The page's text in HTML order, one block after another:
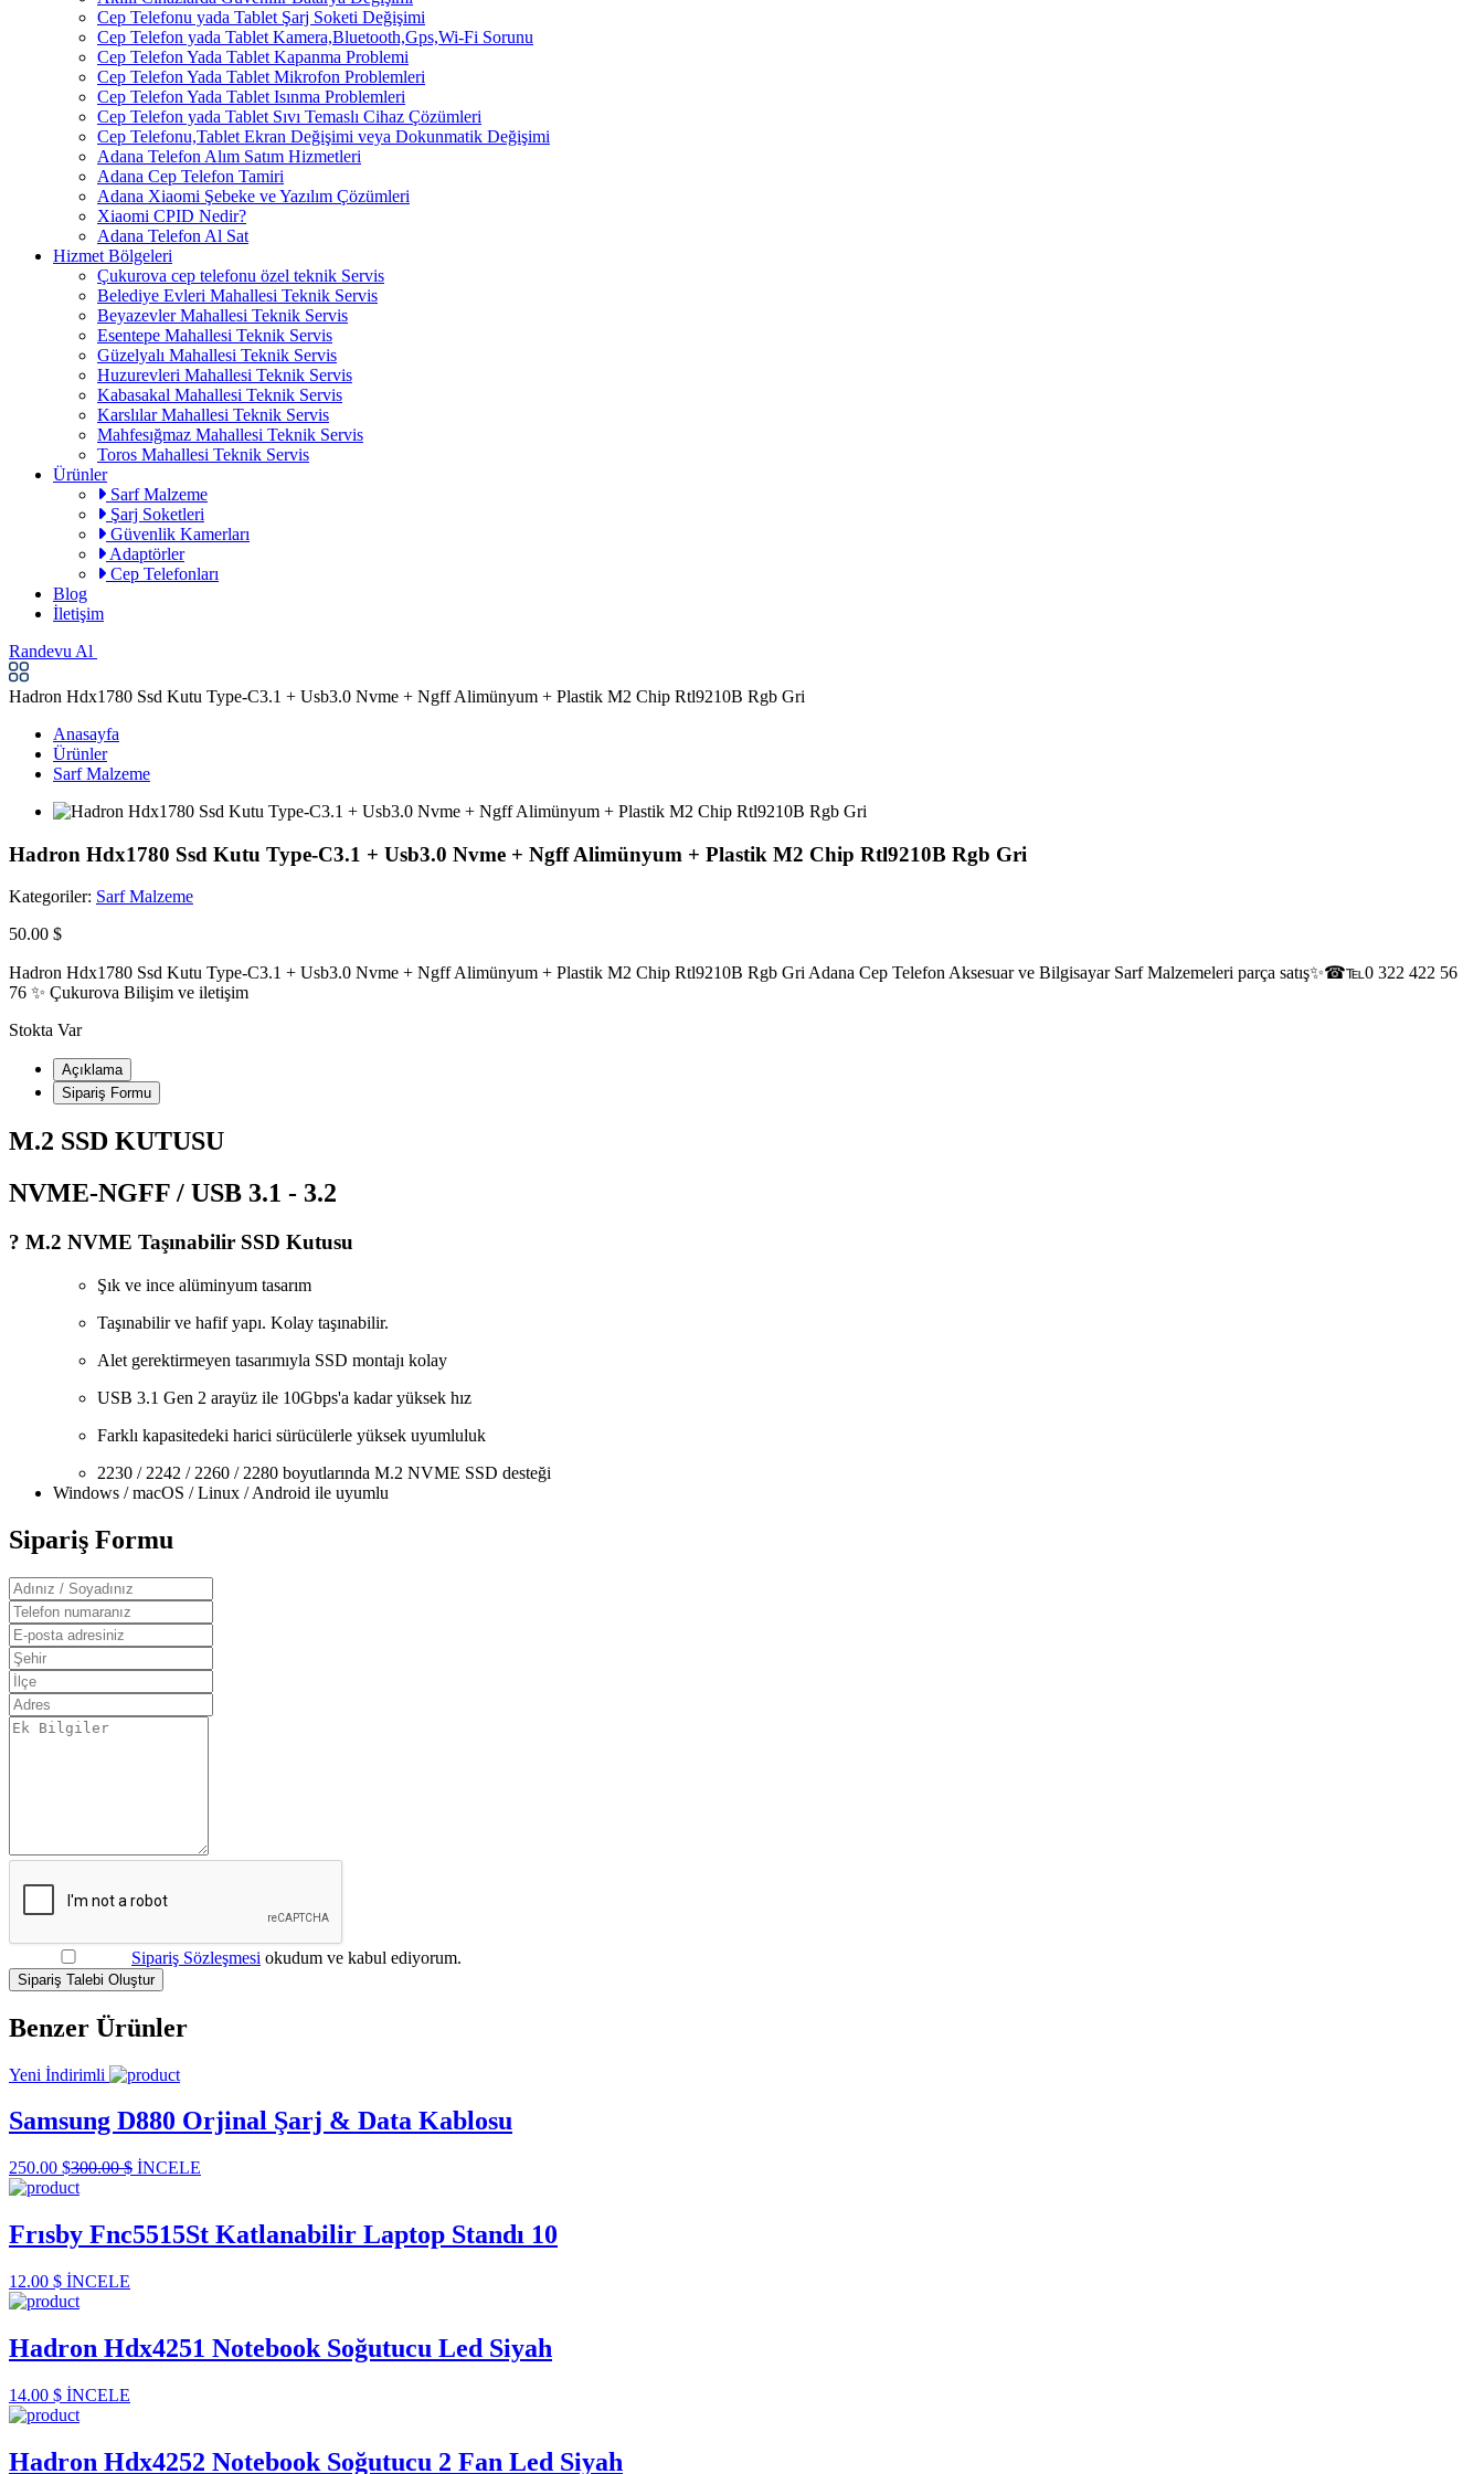
Cep Telefonu yada Tablet Şarj Soketi Değişimi
Cep Telefon yada Tablet Kamera,Bluetooth,Gps,Wi-Fi Sorunu
Cep Telefon Yada Tablet Kapanma Problemi
Cep Telefon Yada Tablet Mikrofon Problemleri
Cep Telefon Yada Tablet Isınma Problemleri
Cep Telefon yada Tablet Sıvı Temaslı Cihaz Çözümleri
Cep Telefonu,Tablet Ekran Değişimi veya Dokunmatik Değişimi
Adana Telefon Alım Satım Hizmetleri
Adana Cep Telefon Tamiri
Adana Xiaomi Şebeke ve Yazılım Çözümleri
Xiaomi CPID Nedir?
Adana Telefon Al Sat
Hizmet Bölgeleri
Çukurova cep telefonu özel teknik Servis
Belediye Evleri Mahallesi Teknik Servis
Beyazevler Mahallesi Teknik Servis
Esentepe Mahallesi Teknik Servis
Güzelyalı Mahallesi Teknik Servis
Huzurevleri Mahallesi Teknik Servis
Kabasakal Mahallesi Teknik Servis
Karslılar Mahallesi Teknik Servis
Mahfesığmaz Mahallesi Teknik Servis
Toros Mahallesi Teknik Servis
Ürünler
Sarf Malzeme
Şarj Soketleri
Güvenlik Kamerları
Adaptörler
Cep Telefonları
Blog
İletişim
Randevu Al
Hadron Hdx1780 Ssd Kutu Type-C3.1 + Usb3.0 Nvme + Ngff Alimünyum + Plastik M2 Chip Rtl9210B Rgb Gri
Anasayfa
Ürünler
Sarf Malzeme
Hadron Hdx1780 Ssd Kutu Type-C3.1 + Usb3.0 Nvme + Ngff Alimünyum + Plastik M2 Chip Rtl9210B Rgb Gri
Kategoriler: Sarf Malzeme
50.00 $
Hadron Hdx1780 Ssd Kutu Type-C3.1 + Usb3.0 Nvme + Ngff Alimünyum + Plastik M2 Chip Rtl9210B Rgb Gri Adana Cep Telefon Aksesuar ve Bilgisayar Sarf Malzemeleri parça satış✨☎℡0 322 422 56
76 ✨ Çukurova Bilişim ve iletişim
Stokta Var
Açıklama
Sipariş Formu
M.2 SSD KUTUSU
NVME-NGFF / USB 3.1 - 3.2
? M.2 NVME Taşınabilir SSD Kutusu
Şık ve ince alüminyum tasarım
Taşınabilir ve hafif yapı. Kolay taşınabilir.
Alet gerektirmeyen tasarımıyla SSD montajı kolay
USB 3.1 Gen 2 arayüz ile 10Gbps'a kadar yüksek hız
Farklı kapasitedeki harici sürücülerle yüksek uyumluluk
2230 / 2242 / 2260 / 2280 boyutlarında M.2 NVME SSD desteği
Windows / macOS / Linux / Android ile uyumlu
Sipariş Formu
Sipariş Sözleşmesi okudum ve kabul ediyorum.
Sipariş Talebi Oluştur
Benzer Ürünler
Yeni İndirimli
Samsung D880 Orjinal Şarj & Data Kablosu
250.00 $300.00 $ İNCELE
Frısby Fnc5515St Katlanabilir Laptop Standı 10
12.00 $ İNCELE
Hadron Hdx4251 Notebook Soğutucu Led Siyah
14.00 $ İNCELE
Hadron Hdx4252 Notebook Soğutucu 2 Fan Led Siyah